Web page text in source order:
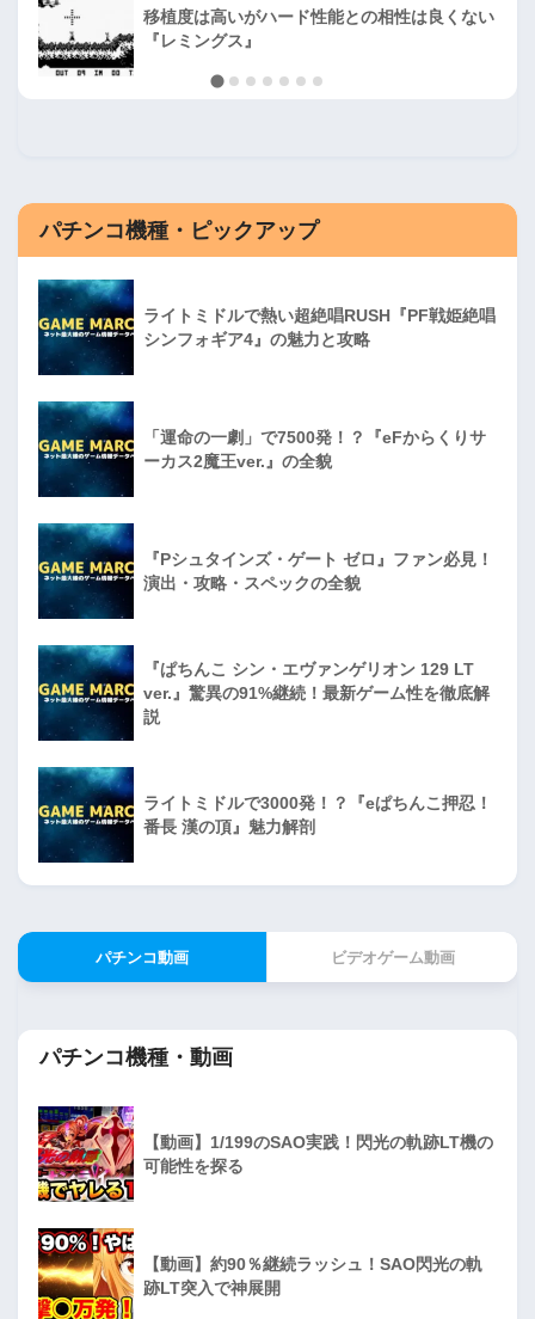
移植度は高いがハード性能との相性は良くない
『レミングス』
パチンコ機種・ピックアップ
ライトミドルで熱い超絶唱RUSH『PF戦姫絶唱
シンフォギア4』の魅力と攻略
「運命の一劇」で7500発！？『eFからくりサ
ーカス2魔王ver.』の全貌
『Pシュタインズ・ゲート ゼロ』ファン必見！
演出・攻略・スペックの全貌
『ぱちんこ シン・エヴァンゲリオン 129 LT
ver.』驚異の91%継続！最新ゲーム性を徹底解
説
ライトミドルで3000発！？『eぱちんこ押忍！
番長 漢の頂』魅力解剖
パチンコ動画 ビデオゲーム動画
パチンコ機種・動画
【動画】1/199のSAO実践！閃光の軌跡LT機の
可能性を探る
【動画】約90％継続ラッシュ！SAO閃光の軌
跡LT突入で神展開